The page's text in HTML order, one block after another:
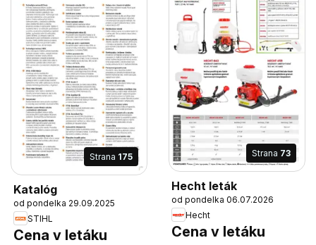
Strana 175
Katalóg
od pondelka 29.09.2025
STIHL
Cena v letáku
Strana 73
Hecht leták
od pondelka 06.07.2026
Hecht
Cena v letáku